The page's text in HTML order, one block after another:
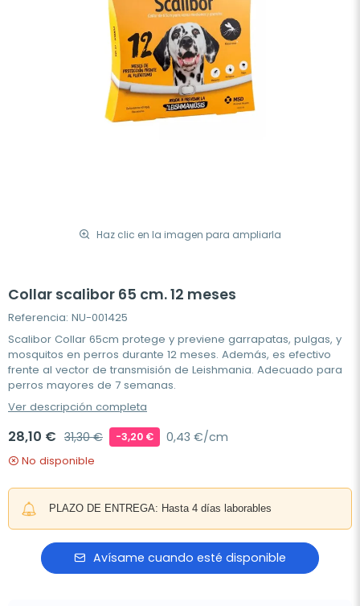
Haz clic en la imagen para ampliarla
Collar scalibor 65 cm. 12 meses
Referencia: NU-001425
Scalibor Collar 65cm protege y previene garrapatas, pulgas, y
mosquitos en perros durante 12 meses. Además, es efectivo
frente al vector de transmisión de Leishmania. Adecuado para
perros mayores de 7 semanas.
Ver descripción completa
28,10 € 31,30 € -3,20 € 0,43 €/cm
No disponible
PLAZO DE ENTREGA: Hasta 4 días laborables
Avísame cuando esté disponible